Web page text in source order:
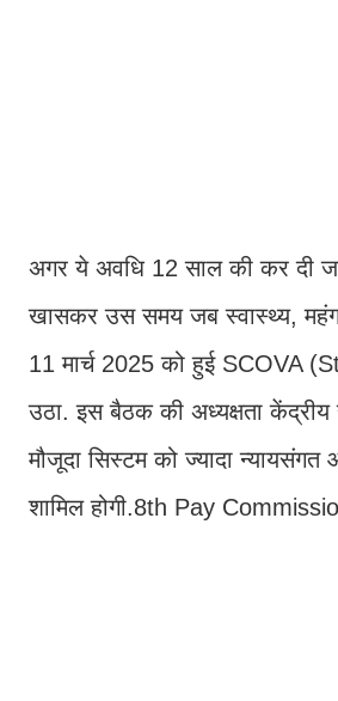
अगर ये अवधि 12 साल की कर दी
खासकर उस समय जब स्वास्थ्य,
11 मार्च 2025 को हुई SCOVA
उठा. इस बैठक की अध्यक्षता केंद्रीय
मौजूदा सिस्टम को ज्यादा
शामिल होगी.8th Pay